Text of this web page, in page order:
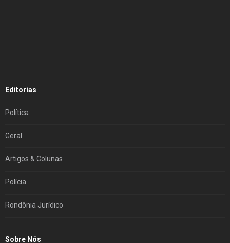
Editorias
Política
Geral
Artigos & Colunas
Polícia
Rondônia Jurídico
Sobre Nós